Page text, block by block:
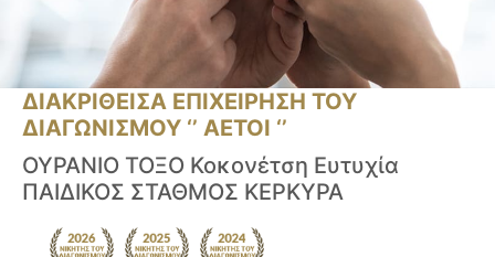
ΔΙΑΚΡΙΘΕΙΣΑ ΕΠΙΧΕΙΡΗΣΗ ΤΟΥ
ΔΙΑΓΩΝΙΣΜΟΥ ‘’ ΑΕΤΟΙ ‘’
ΟΥΡΑΝΙΟ ΤΟΞΟ Κοκονέτση Ευτυχία
ΠΑΙΔΙΚΟΣ ΣΤΑΘΜΟΣ ΚΕΡΚΥΡΑ